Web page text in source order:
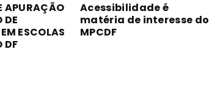
APURAÇÃO
DE
ESCOLAS
DF
Acessibilidade é
matéria de interesse do
MPCDF